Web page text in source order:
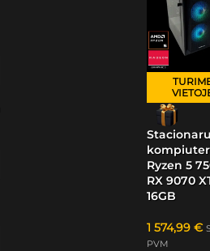
Ryzen 5
RX 9070
16GB
1 574,99 €
PVM